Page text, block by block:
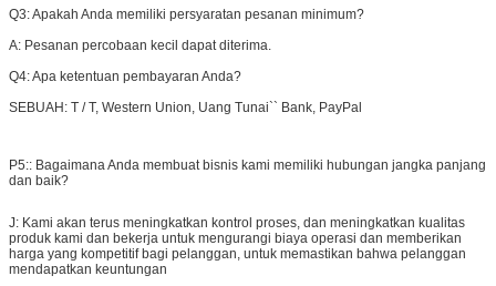
Q3: Apakah Anda memiliki persyaratan pesanan minimum?
A: Pesanan percobaan kecil dapat diterima.
Q4: Apa ketentuan pembayaran Anda?
SEBUAH: T / T, Western Union, Uang Tunai`` Bank, PayPal
P5:: Bagaimana Anda membuat bisnis kami memiliki hubungan jangka panjang
dan baik?
J: Kami akan terus meningkatkan kontrol proses, dan meningkatkan kualitas
produk kami dan bekerja untuk mengurangi biaya operasi dan memberikan
harga yang kompetitif bagi pelanggan, untuk memastikan bahwa pelanggan
mendapatkan keuntungan